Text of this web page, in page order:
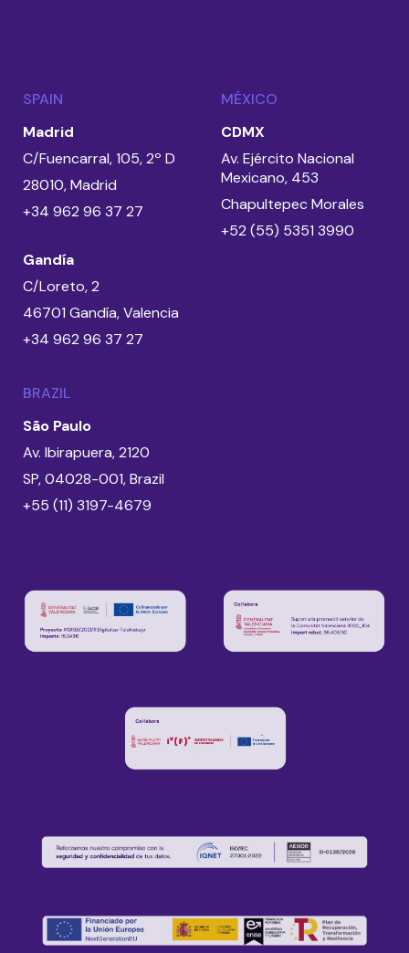
SPAIN
Madrid
C/Fuencarral, 105, 2º D
28010, Madrid
+34 962 96 37 27
Gandía
C/Loreto, 2
46701 Gandía, Valencia
+34 962 96 37 27
MÉXICO
CDMX
Av. Ejército Nacional
Mexicano, 453
Chapultepec Morales
+52 (55) 5351 3990
BRAZIL
São Paulo
Av. Ibirapuera, 2120
SP, 04028-001, Brazil
+55 (11) 3197-4679